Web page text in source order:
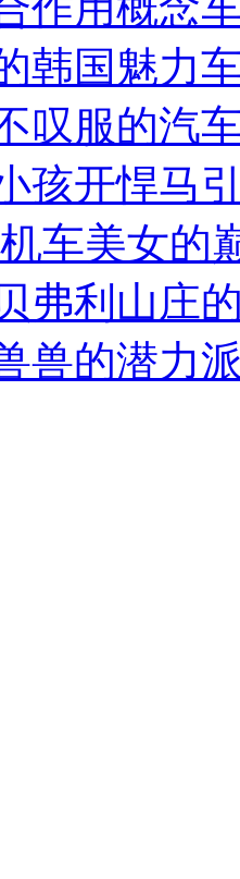
韩国魅力
叹服的汽
孩开悍马
车美女的
弗利山庄
兽的潜力